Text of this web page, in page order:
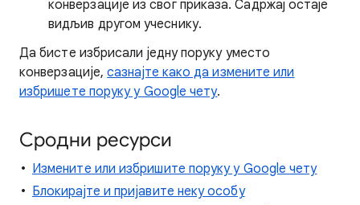
конверзације из свог приказа. Садржај остаје
видљив другом учеснику.
Да бисте избрисали једну поруку уместо
конверзације,сазнајте како да измените или
избришете поруку у Google чету.
Сродни ресурси
Измените или избришите поруку у Google чету
Блокирајте и пријавите неку особу